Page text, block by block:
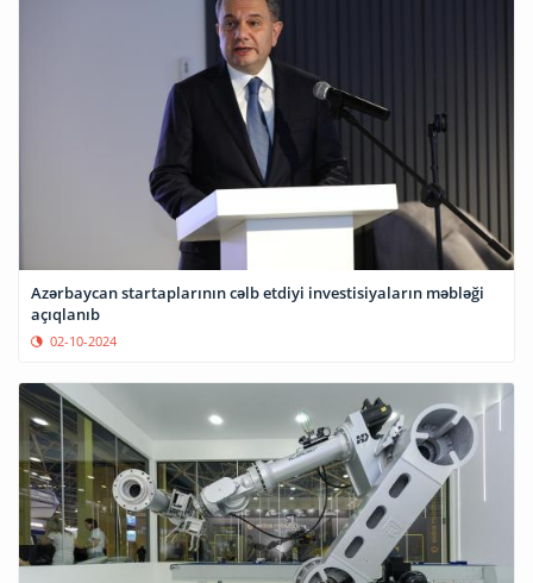
Azərbaycan startaplarının cəlb etdiyi investisiyaların məbləği
açıqlanıb
02-10-2024